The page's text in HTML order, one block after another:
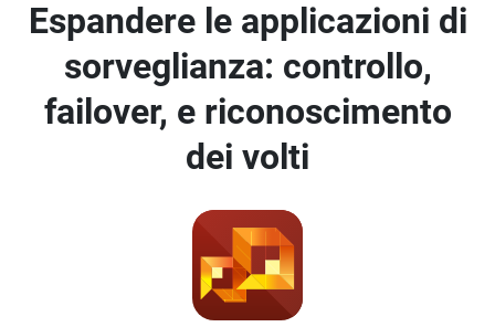
Espandere le applicazioni di
sorveglianza: controllo,
failover, e riconoscimento
dei volti